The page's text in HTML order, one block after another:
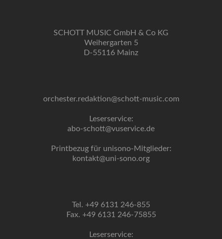
SCHOTT MUSIC GmbH & Co KG
Weihergarten 5
D-55116 Mainz
orchester.redaktion@schott-music.com
Leserservice:
abo-schott@vuservice.de
Printbezug für unisono-Mitglieder:
kontakt@uni-sono.org
Tel. +49 6131 246-855
Fax. +49 6131 246-75855
Leserservice: